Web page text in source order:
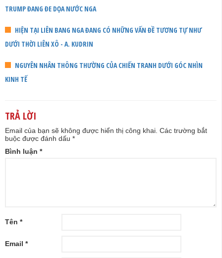
TRUMP ĐANG ĐE DỌA NƯỚC NGA
HIỆN TẠI LIÊN BANG NGA ĐANG CÓ NHỮNG VẤN ĐỀ TƯƠNG TỰ NHƯ
DƯỚI THỜI LIÊN XÔ - A. KUDRIN
NGUYÊN NHÂN THÔNG THƯỜNG CỦA CHIẾN TRANH DƯỚI GÓC NHÌN
KINH TẾ
TRẢ LỜI
Email của bạn sẽ không được hiển thị công khai. Các trường bắt
buộc được đánh dấu *
Bình luận *
Tên *
Email *